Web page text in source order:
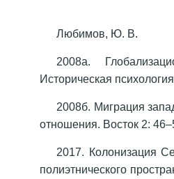
Любимов, Ю. В.
2008a.
Историческая
2008б. Миграция
отношения. Восток 2:
2017. Колонизация
полиэтнического